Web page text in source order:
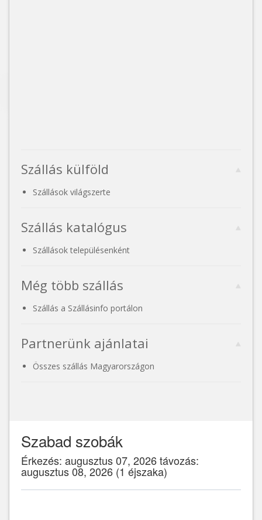
Szállás külföld
Szállások világszerte
Szállás katalógus
Szállások településenként
Még több szállás
Szállás a Szállásinfo portálon
Partnerünk ajánlatai
Összes szállás Magyarországon
Szabad szobák
Érkezés: augusztus 07, 2026 távozás:
augusztus 08, 2026 (1 éjszaka)